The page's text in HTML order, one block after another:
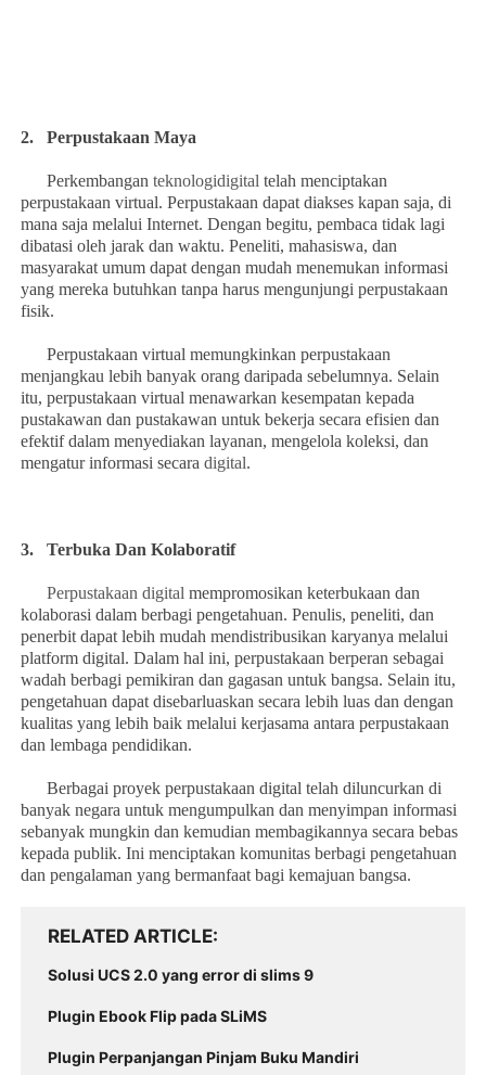
2. Perpustakaan Maya
Perkembanganteknologidigitaltelah menciptakan
perpustakaan virtual. Perpustakaan dapat diakses kapan saja, di
mana saja melalui Internet. Dengan begitu, pembaca tidak lagi
dibatasi oleh jarak dan waktu. Peneliti, mahasiswa, dan
masyarakat umum dapat dengan mudah menemukan informasi
yang mereka butuhkan tanpa harus mengunjungi perpustakaan
fisik.
Perpustakaan virtual memungkinkan perpustakaan
menjangkau lebih banyak orang daripada sebelumnya. Selain
itu, perpustakaan virtual menawarkan kesempatan kepada
pustakawan dan pustakawan untuk bekerja secara efisien dan
efektif dalam menyediakan layanan, mengelola koleksi, dan
mengatur informasi secaradigital.
3. Terbuka Dan Kolaboratif
Perpustakaan digital mempromosikan keterbukaan dan
kolaborasi dalam berbagi pengetahuan. Penulis, peneliti, dan
penerbit dapat lebih mudah mendistribusikan karyanya melalui
platform digital. Dalam hal ini, perpustakaan berperan sebagai
wadah berbagi pemikiran dan gagasan untuk bangsa. Selain itu,
pengetahuan dapat disebarluaskan secara lebih luas dan dengan
kualitas yang lebih baik melalui kerjasama antara perpustakaan
dan lembaga pendidikan.
Berbagai proyek perpustakaan digital telah diluncurkan di
banyak negara untuk mengumpulkan dan menyimpan informasi
sebanyak mungkin dan kemudian membagikannya secara bebas
kepada publik. Ini menciptakan komunitas berbagi pengetahuan
dan pengalaman yang bermanfaat bagi kemajuan bangsa.
RELATED ARTICLE
Solusi UCS 2.0 yang error di slims 9
Plugin Ebook Flip pada SLiMS
Plugin Perpanjangan Pinjam Buku Mandiri